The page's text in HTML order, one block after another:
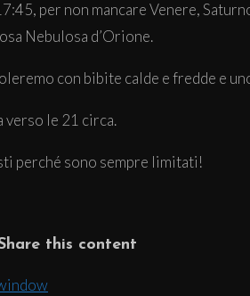
per non mancare Venere,
Nebulosa d’Orione.
con bibite calde e fredde e
verso le 21 circa.
perché sono sempre limitati!
this content